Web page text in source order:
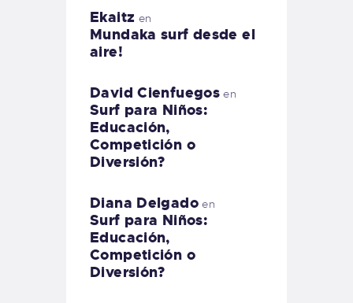
Ekaitz en
Mundaka surf desde el
aire!
David Cienfuegos en
Surf para Niños:
Educación,
Competición o
Diversión?
Diana Delgadoen
Surf para Niños:
Educación,
Competición o
Diversión?